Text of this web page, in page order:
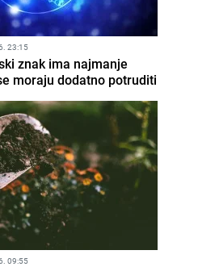
23:15
znak ima najmanje
moraju dodatno potruditi
09:55